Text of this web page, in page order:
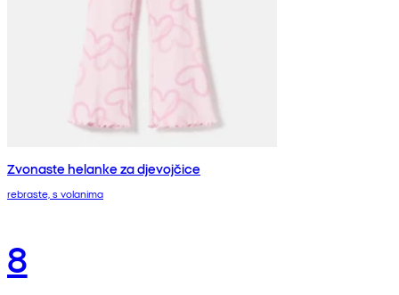
Zvonaste helanke za djevojčice
rebraste, s volanima
8